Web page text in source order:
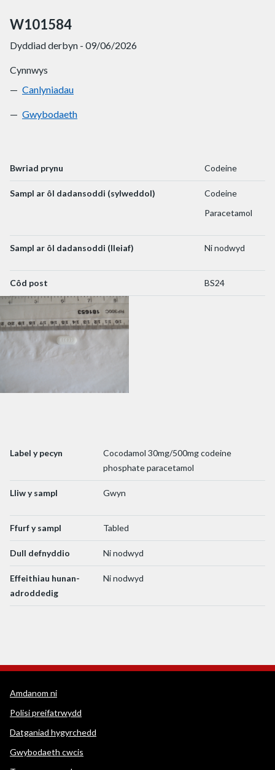
W101584
Dyddiad derbyn - 09/06/2026
Cynnwys
W101584
Canlyniadau
W101584
Gwybodaeth
Bwriad prynu Codeine
Sampl ar ôl dadansoddi (sylweddol)
Codeine
Paracetamol
Sampl ar ôl dadansoddi (lleiaf) Ni nodwyd
Côd post BS24
Label y pecyn
Cocodamol 30mg/500mg codeine
phosphate paracetamol
Lliw y sampl Gwyn
Ffurf y sampl Tabled
Dull defnyddio Ni nodwyd
Effeithiau hunan-
adroddedig
Ni nodwyd
Dolenni cymorth WEDINOS
Amdanom ni
Polisi preifatrwydd
Datganiad hygyrchedd
Gwybodaeth cwcis